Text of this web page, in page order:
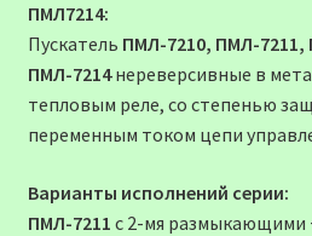
ПМЛ7214:
Пускатель ПМЛ-7210, ПМЛ-7211,
ПМЛ-7214нереверсивные в
тепловым реле, со степенью
переменным током цепи
Варианты исполнений серии:
ПМЛ-7211 с 2-мя